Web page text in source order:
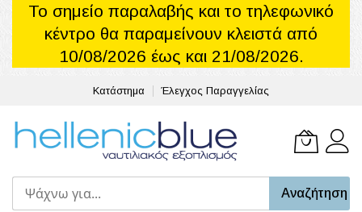
Το σημείο παραλαβής και το τηλεφωνικό
κέντρο θα παραμείνουν κλειστά από
10/08/2026 έως και 21/08/2026.
Κατάστημα Έλεγχος Παραγγελίας
Το
Αναζήτηση